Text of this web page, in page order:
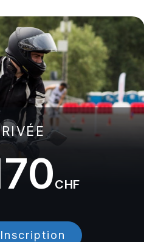
CHF
Inscription